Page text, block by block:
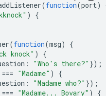
(function(port)
)
{
(function(msg)
{
knock" )
{
: "Who's there?" });
=== "Madame" )
{
: "Madame who?" });
=== "Madame... Bovary" )
{